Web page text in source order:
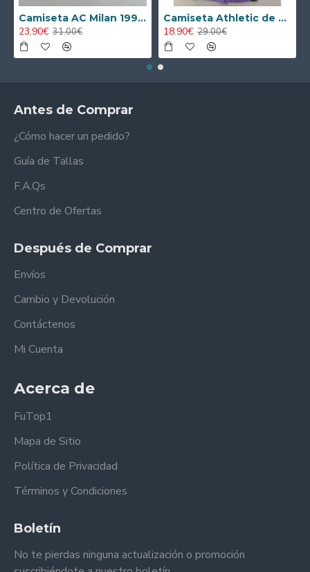
Camiseta AC Milan 1995/1996 Local Retro
23.90€ 31.00€
Camiseta Athletic de Bilbao 2024/2025 Alternativo Niño Kit
18.90€ 29.00€
Antes de Comprar
¿Cómo hacer un pedido?
Guía de Tallas
F.A.Qs
Centro de Ofertas
Después de Comprar
Envíos
Cambio y Devolución
Contáctenos
Mi Cuenta
Acerca de
FuTop1
Mapa de Sitio
Política de Privacidad
Términos y Condiciones
Boletín
No te pierdas ninguna actualización o promoción